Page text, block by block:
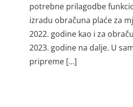
potrebne prilagodbe
izradu obračuna plaće za
2022. godine kao i za
2023. godine na dalje. U
pripreme […]